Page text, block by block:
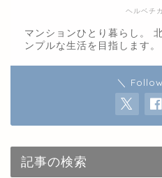
ヘルベチ
マンションひとり暮らし。
ンプルな生活を目指します。
＼
記事の検索